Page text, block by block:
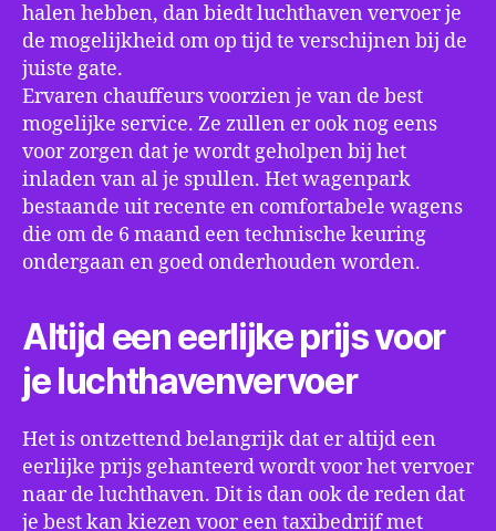
halen hebben, dan biedt luchthaven vervoer je
de mogelijkheid om op tijd te verschijnen bij de
juiste gate.
Ervaren chauffeurs voorzien je van de best
mogelijke service. Ze zullen er ook nog eens
voor zorgen dat je wordt geholpen bij het
inladen van al je spullen. Het wagenpark
bestaande uit recente en comfortabele wagens
die om de 6 maand een technische keuring
ondergaan en goed onderhouden worden.
Altijd een eerlijke prijs voor
je luchthavenvervoer
Het is ontzettend belangrijk dat er altijd een
eerlijke prijs gehanteerd wordt voor het vervoer
naar de luchthaven. Dit is dan ook de reden dat
je best kan kiezen voor een taxibedrijf met